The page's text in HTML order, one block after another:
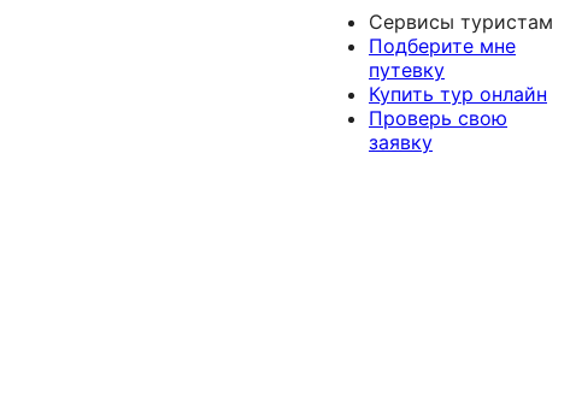
Сервисы туристам
Подберите мне
путевку
Купить тур онлайн
Проверь свою
заявку